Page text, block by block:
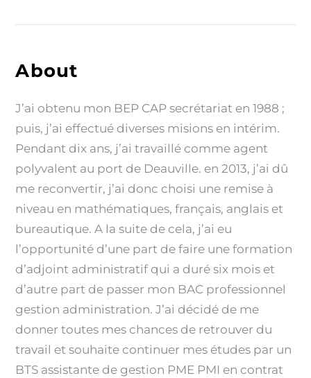
About
J’ai obtenu mon BEP CAP secrétariat en 1988 ;
puis, j’ai effectué diverses misions en intérim.
Pendant dix ans, j’ai travaillé comme agent
polyvalent au port de Deauville. en 2013, j’ai dû
me reconvertir, j’ai donc choisi une remise à
niveau en mathématiques, français, anglais et
bureautique. A la suite de cela, j’ai eu
l’opportunité d’une part de faire une formation
d’adjoint administratif qui a duré six mois et
d’autre part de passer mon BAC professionnel
gestion administration. J’ai décidé de me
donner toutes mes chances de retrouver du
travail et souhaite continuer mes études par un
BTS assistante de gestion PME PMI en contrat